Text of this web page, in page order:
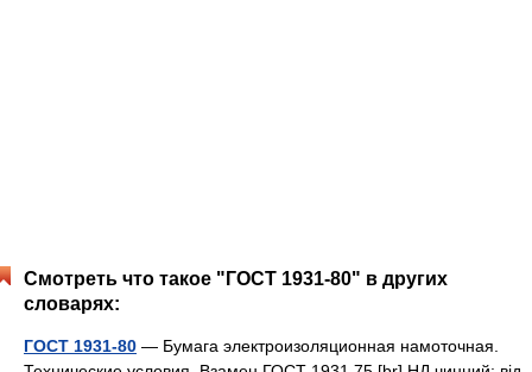
Смотреть что такое "ГОСТ 1931-80" в других
словарях:
ГОСТ 1931-80 — Бумага электроизоляционная намоточная.